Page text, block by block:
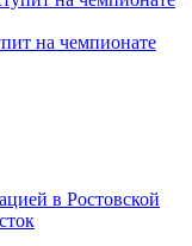
на чемпионате
в Ростовской